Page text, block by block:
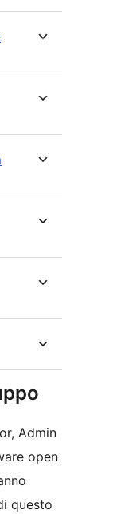
Admin
open
questo